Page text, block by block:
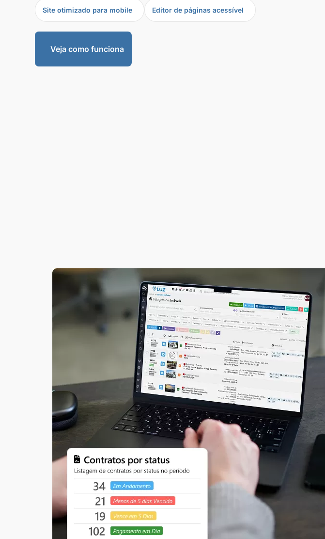
Site otimizado para mobile Editor de páginas acessível
Veja como funciona